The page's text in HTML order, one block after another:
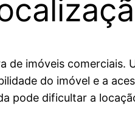
de imóveis
do imóvel e a
pode dificultar a